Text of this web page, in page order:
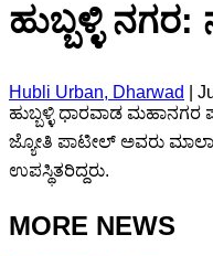
ಹುಬ್ಬಳ್ಳಿ
Hubli Urban, Dharwad
ಹುಬ್ಬಳ್ಳಿ ಧಾರವಾಡ
ಜ್ಯೋತಿ ಪಾಟೀಲ್ ಅವರು
ಉಪಸ್ಥಿತರಿದ್ದರು.
MORE NEWS